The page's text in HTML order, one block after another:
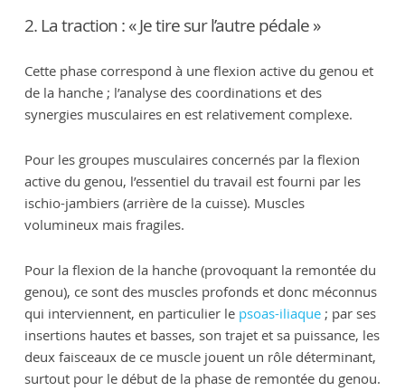
2. La traction : « Je tire sur l’autre pédale »
Cette phase correspond à une flexion active du genou et
de la hanche ; l’analyse des coordinations et des
synergies musculaires en est relativement complexe.
Pour les groupes musculaires concernés par la flexion
active du genou, l’essentiel du travail est fourni par les
ischio-jambiers (arrière de la cuisse). Muscles
volumineux mais fragiles.
Pour la flexion de la hanche (provoquant la remontée du
genou), ce sont des muscles profonds et donc méconnus
qui interviennent, en particulier le psoas-iliaque; par ses
insertions hautes et basses, son trajet et sa puissance, les
deux faisceaux de ce muscle jouent un rôle déterminant,
surtout pour le début de la phase de remontée du genou.